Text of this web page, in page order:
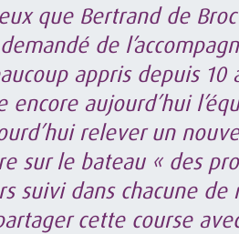
que Bertrand de
demandé de
appris depuis
encore aujourd’hui
relever un
sur le bateau « des
suivi dans chacune
cette course